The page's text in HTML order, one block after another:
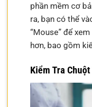
phần mềm cơ
ra, bạn có thể
“Mouse” để
hơn, bao gồm
Kiểm Tra